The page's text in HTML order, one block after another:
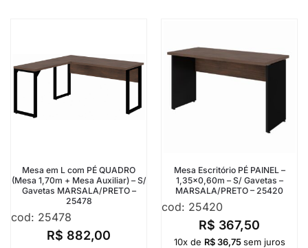
Mesa em L com PÉ QUADRO
(Mesa 1,70m + Mesa Auxiliar) – S/
Gavetas MARSALA/PRETO –
25478
cod: 25478
R$ 882,00
Mesa Escritório PÉ PAINEL –
1,35×0,60m – S/ Gavetas –
MARSALA/PRETO – 25420
cod: 25420
R$ 367,50
10x de R$36,75 sem juros